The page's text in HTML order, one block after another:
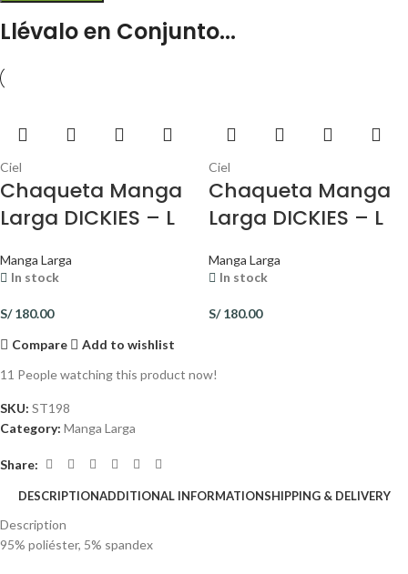
Llévalo en Conjunto...
Ciel
Chaqueta Manga
Larga DICKIES – L
Manga Larga
In stock
S/180.00
Ciel
Chaqueta Manga
Larga DICKIES – L
Manga Larga
In stock
S/180.00
Compare
Add to wishlist
11 People watching this product now!
SKU: ST198
Category: Manga Larga
Share:
DESCRIPTIONADDITIONAL INFORMATIONSHIPPING & DELIVERY
Description
95% poliéster, 5% spandex